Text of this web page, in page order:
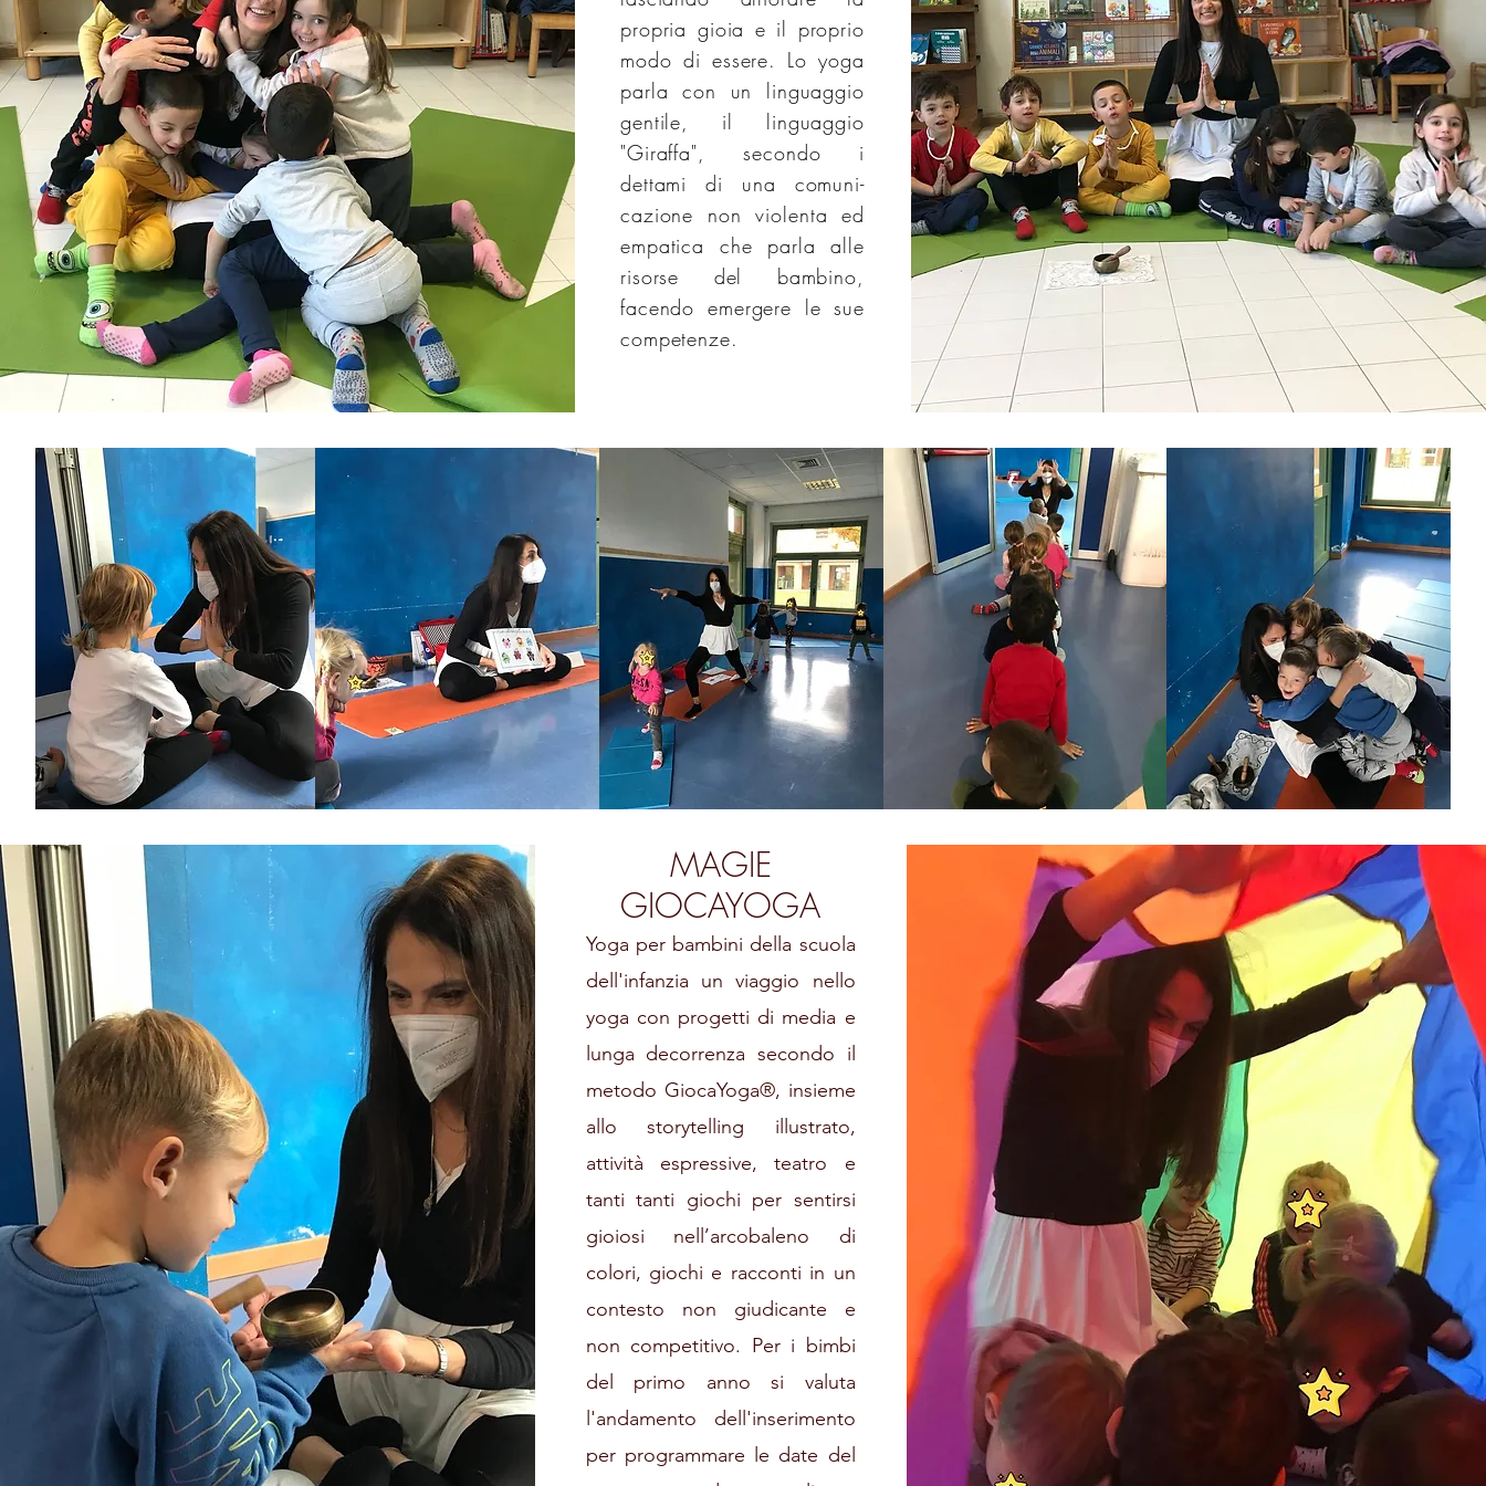
propria gioia e il proprio
modo di essere. Lo yoga
parla con un linguaggio
gentile, il linguaggio
"Giraffa", secondo i
dettami di una comuni-
cazione non violenta ed
empatica che parla alle
risorse del bambino,
facendo emergere le sue
competenze.
MAGIE
GIOCAYOGA
Yoga per bambini della scuola
dell'infanzia un viaggio nello
yoga con progetti di media e
lunga decorrenza secondo il
metodo GiocaYoga®, insieme
allo storytelling illustrato,
attività espressive, teatro e
tanti tanti giochi per sentirsi
gioiosi nell’arcobaleno di
colori, giochi e racconti in un
contesto non giudicante e
non competitivo. Per i bimbi
del primo anno si valuta
l'andamento dell'inserimento
per programmare le date del